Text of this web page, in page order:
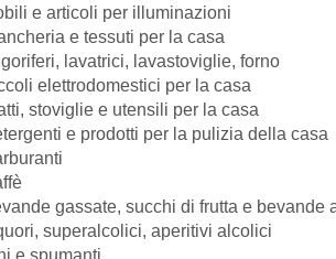
e articoli per illuminazioni
e tessuti per la casa
lavatrici, lavastoviglie, forno
elettrodomestici per la casa
stoviglie e utensili per la casa
e prodotti per la pulizia della casa
gassate, succhi di frutta e bevande
superalcolici, aperitivi alcolici
e spumanti.